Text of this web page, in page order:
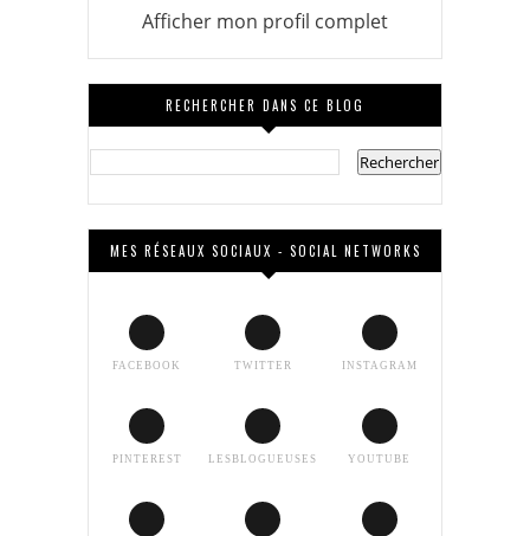
Afficher mon profil complet
RECHERCHER DANS CE BLOG
MES RÉSEAUX SOCIAUX - SOCIAL NETWORKS
FACEBOOK TWITTER INSTAGRAM
PINTEREST LESBLOGUEUSES YOUTUBE